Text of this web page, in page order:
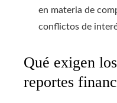
en materia de
conflictos de
Qué exigen
reportes